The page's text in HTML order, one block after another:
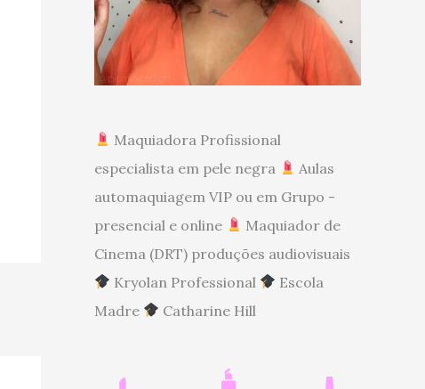
Maquiadora Profissional
especialista em pele negra
Aulas
automaquiagem VIP ou em Grupo -
presencial e online
Maquiador de
Cinema (DRT) produções audiovisuais
Kryolan Professional
Escola
Madre
Catharine Hill